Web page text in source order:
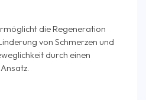
die Regeneration
von Schmerzen und
durch einen